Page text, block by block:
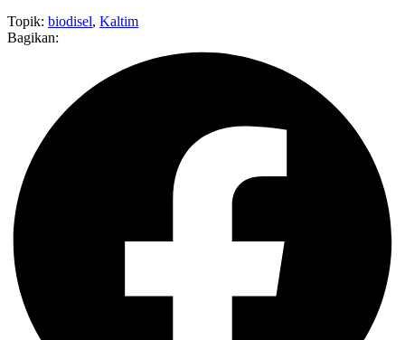
Topik: biodisel, Kaltim
Bagikan: